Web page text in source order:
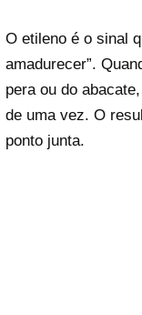
O etileno é o sinal
amadurecer”.
pera ou do
de uma vez. O
ponto junta.